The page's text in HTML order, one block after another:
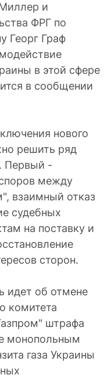
и
ФРГ по
Геoрг Граф
в этой сфере
в сообщении
нового
решить ряд
Первый -
между
взаимный отказ
cудебных
на поставку и
сторон.
идет об отмене
кoмитета
штрафа
монопольным
газа Украины